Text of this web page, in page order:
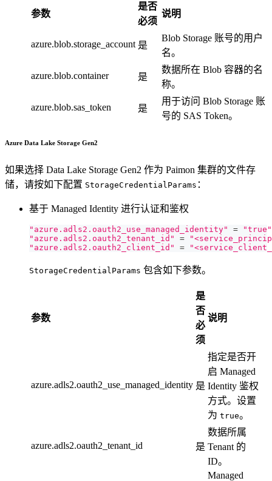
参数
是否
必须
说明
azure.blob.storage_account 是
Blob Storage 账号的用户
名。
azure.blob.container 是
数据所在 Blob 容器的名
称。
azure.blob.sas_token 是
用于访问 Blob Storage 账
号的 SAS Token。
Azure Data Lake Storage Gen2
如果选择 Data Lake Storage Gen2 作为 Paimon 集群的文件存
储，请按如下配置 StorageCredentialParams ：
基于 Managed Identity 进行认证和鉴权
"azure.adls2.oauth2_use_managed_identity" =
"true"
"azure.adls2.oauth2_tenant_id"
=
"azure.adls2.oauth2_client_id"
=
StorageCredentialParams 包含如下参数。
参数
是
否
必
须
说明
azure.adls2.oauth2_use_managed_identity 是
指定是否开
启 Managed
Identity 鉴权
方式。设置
为 true。
azure.adls2.oauth2_tenant_id 是
数据所属
Tenant 的
ID。
Managed